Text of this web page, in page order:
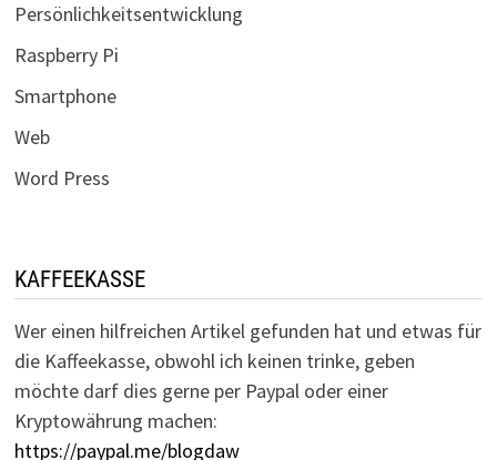
Persönlichkeitsentwicklung
Raspberry Pi
Smartphone
Web
Word Press
KAFFEEKASSE
Wer einen hilfreichen Artikel gefunden hat und etwas für
die Kaffeekasse, obwohl ich keinen trinke, geben
möchte darf dies gerne per Paypal oder einer
Kryptowährung machen:
https://paypal.me/blogdaw